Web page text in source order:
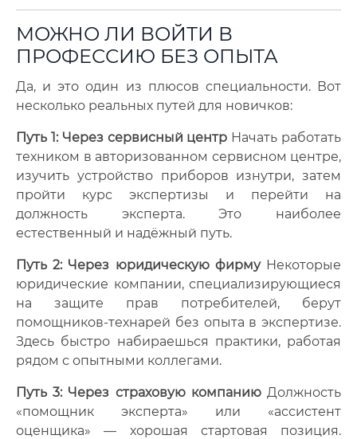
МОЖНО ЛИ ВОЙТИ В
ПРОФЕССИЮ БЕЗ ОПЫТА
Да, и это один из плюсов специальности. Вот
несколько реальных путей для новичков:
Путь 1: Через сервисный центр Начать работать
техником в авторизованном сервисном центре,
изучить устройство приборов изнутри, затем
пройти курс экспертизы и перейти на
должность эксперта. Это наиболее
естественный и надёжный путь.
Путь 2: Через юридическую фирмуНекоторые
юридические компании, специализирующиеся
на защите прав потребителей, берут
помощников-технарей без опыта в экспертизе.
Здесь быстро набираешься практики, работая
рядом с опытными коллегами.
Путь 3: Через страховую компаниюДолжность
«помощник эксперта» или «ассистент
оценщика» — хорошая стартовая позиция.